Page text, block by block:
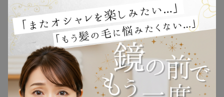
ウィッグ
プレゼント
そのため、自社のウィッグ以外は修理不可 となる
業者もあるため、注意が必要です。
どのウィッグでも対応可能なのか、必ず確認する
ようにしましょう。